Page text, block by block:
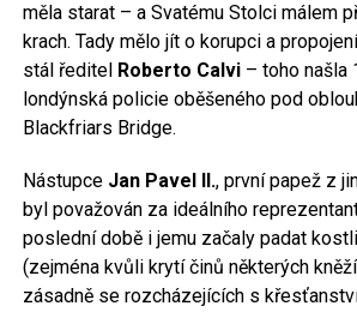
měla starat – a Svatému Stolci málem
krach. Tady mělo jít o korupci a
stál ředitel Roberto Calvi – toho našla
londýnská policie oběšeného pod
Blackfriars Bridge.
Nástupce Jan Pavel II., první papež z
byl považován za ideálního
poslední době i jemu začaly padat
(zejména kvůli krytí činů některých
zásadně se rozcházejících s